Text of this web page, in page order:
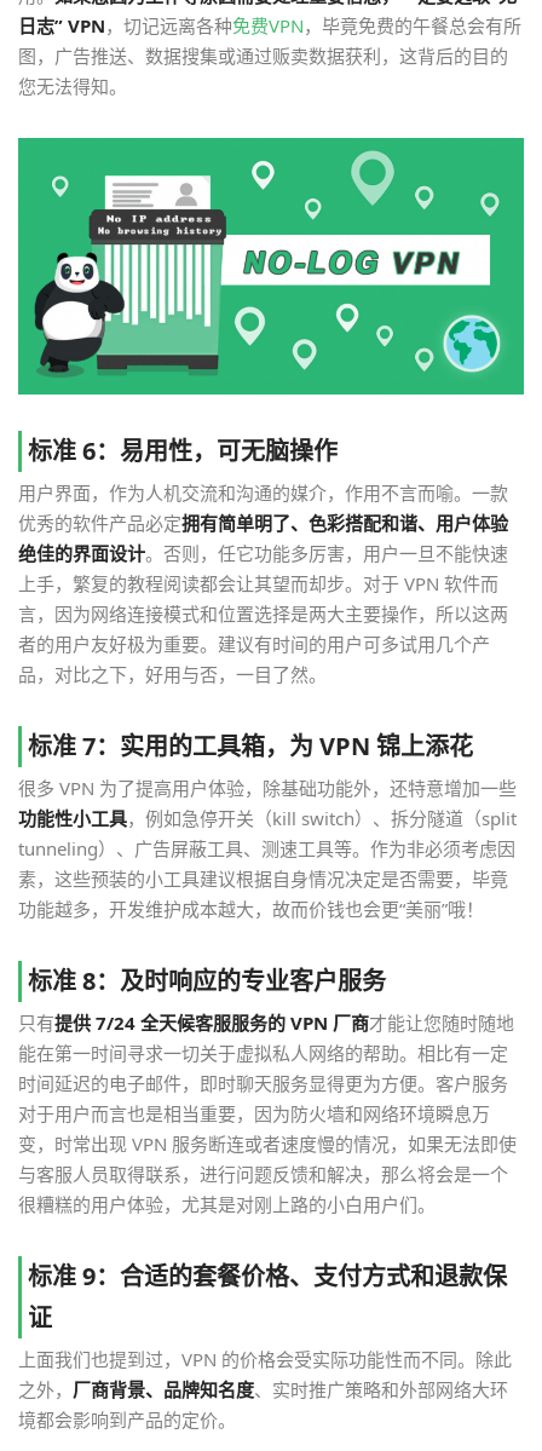
日志” VPN，切记远离各种免费VPN，毕竟免费的午餐总会有所
图，广告推送、数据搜集或通过贩卖数据获利，这背后的目的
您无法得知。
标准 6：易用性，可无脑操作
用户界面，作为人机交流和沟通的媒介，作用不言而喻。一款
优秀的软件产品必定拥有简单明了、色彩搭配和谐、用户体验
绝佳的界面设计。否则，任它功能多厉害，用户一旦不能快速
上手，繁复的教程阅读都会让其望而却步。对于 VPN 软件而
言，因为网络连接模式和位置选择是两大主要操作，所以这两
者的用户友好极为重要。建议有时间的用户可多试用几个产
品，对比之下，好用与否，一目了然。
标准 7：实用的工具箱，为 VPN 锦上添花
很多 VPN 为了提高用户体验，除基础功能外，还特意增加一些
功能性小工具，例如急停开关（kill switch）、拆分隧道（split
tunneling）、广告屏蔽工具、测速工具等。作为非必须考虑因
素，这些预装的小工具建议根据自身情况决定是否需要，毕竟
功能越多，开发维护成本越大，故而价钱也会更“美丽”哦！
标准 8：及时响应的专业客户服务
只有提供 7/24 全天候客服服务的 VPN 厂商才能让您随时随地
能在第一时间寻求一切关于虚拟私人网络的帮助。相比有一定
时间延迟的电子邮件，即时聊天服务显得更为方便。客户服务
对于用户而言也是相当重要，因为防火墙和网络环境瞬息万
变，时常出现 VPN 服务断连或者速度慢的情况，如果无法即使
与客服人员取得联系，进行问题反馈和解决，那么将会是一个
很糟糕的用户体验，尤其是对刚上路的小白用户们。
标准 9：合适的套餐价格、支付方式和退款保
证
上面我们也提到过，VPN 的价格会受实际功能性而不同。除此
之外， 厂商背景、品牌知名度、实时推广策略和外部网络大环
境都会影响到产品的定价。